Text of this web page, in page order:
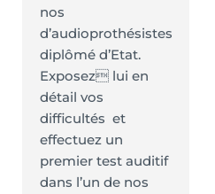
nos
d’audioprothésistes
diplômé d’Etat.
Exposez lui en
détail vos
difficultés et
effectuez un
premier test auditif
dans l’un de nos